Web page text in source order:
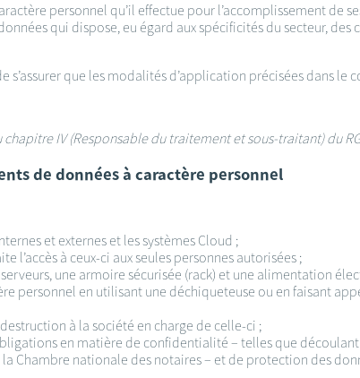
personnel qu’il effectue pour l’accomplissement de
qui dispose, eu égard aux spécificités du secteur, des
que les modalités d’application précisées dans le
IV (Responsable du traitement et sous-traitant) du
de données à caractère personnel
et externes et les systèmes Cloud ;
à ceux-ci aux seules personnes autorisées ;
une armoire sécurisée (rack) et une alimentation
personnel en utilisant une déchiqueteuse ou en faisant
à la société en charge de celle-ci ;
en matière de confidentialité – telles que
nationale des notaires – et de protection des